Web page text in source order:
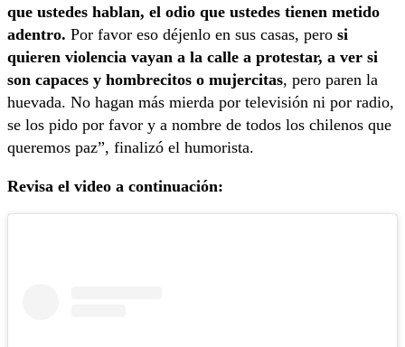
que ustedes hablan, el odio que ustedes tienen metido
adentro. Por favor eso déjenlo en sus casas, pero si
quieren violencia vayan a la calle a protestar, a ver si
son capaces y hombrecitos o mujercitas, pero paren la
huevada. No hagan más mierda por televisión ni por radio,
se los pido por favor y a nombre de todos los chilenos que
queremos paz”, finalizó el humorista.
Revisa el video a continuación: